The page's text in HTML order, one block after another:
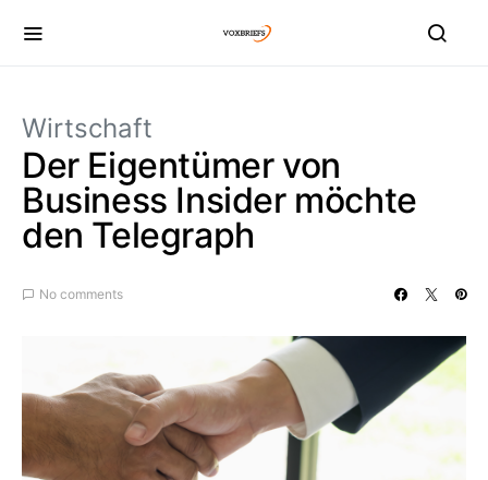
Wirtschaft
Der Eigentümer von
Business Insider möchte
den Telegraph
No comments